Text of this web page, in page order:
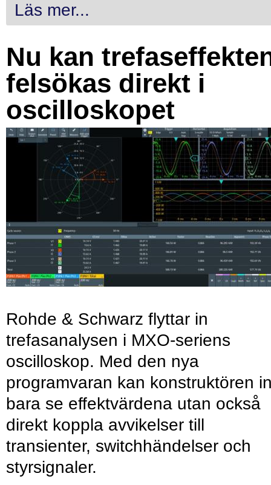
Läs mer...
Nu kan
felsökas direkt i
oscilloskopet
Rohde & Schwarz flyttar in
trefasanalysen i MXO-seriens
oscilloskop. Med den nya
programvaran kan konstruktören
bara se effektvärdena utan också
direkt koppla avvikelser till
transienter, switchhändelser och
styrsignaler.